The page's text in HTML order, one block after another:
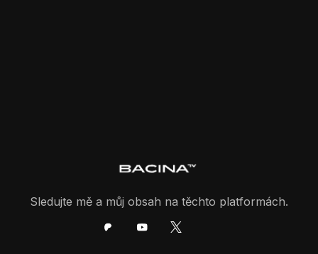
Sledujte mě a můj obsah na těchto platformách.